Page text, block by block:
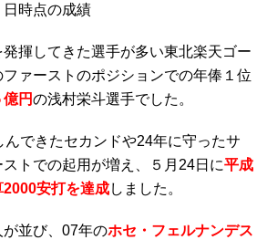
時点の成績
揮してきた選手が多い東北楽天ゴー
ァーストのポジションでの年俸１位
億円の浅村栄斗選手でした。
んできたセカンドや24年に守ったサ
トでの起用が増え、５月24日に平成
安打を達成しました。
が並び、07年のホセ・フェルナンデス